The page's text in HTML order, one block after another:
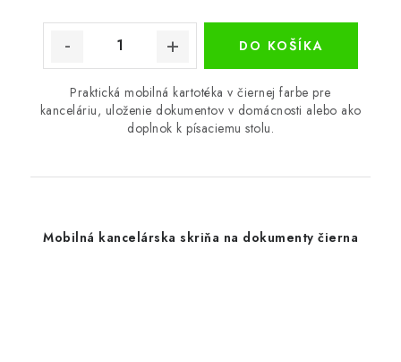
DO KOŠÍKA
Praktická mobilná kartotéka v čiernej farbe pre
kanceláriu, uloženie dokumentov v domácnosti alebo ako
doplnok k písaciemu stolu.
Mobilná kancelárska skriňa na dokumenty čierna